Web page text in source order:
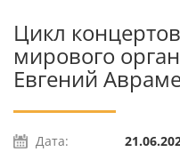
Цикл
мирового
Евгений
Дата: